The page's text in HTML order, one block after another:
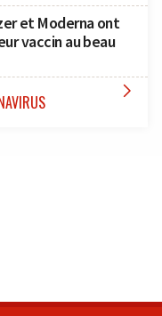
et Moderna ont
vaccin au beau
